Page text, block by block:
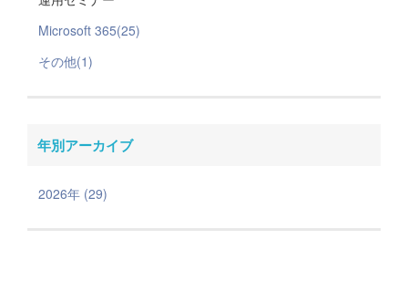
Microsoft 365(25)
その他(1)
年別アーカイブ
2026年 (29)